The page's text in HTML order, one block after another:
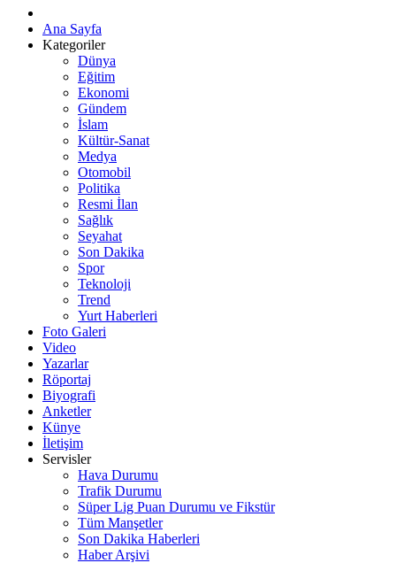
Ana Sayfa
Kategoriler
Dünya
Eğitim
Ekonomi
Gündem
İslam
Kültür-Sanat
Medya
Otomobil
Politika
Resmi İlan
Sağlık
Seyahat
Son Dakika
Spor
Teknoloji
Trend
Yurt Haberleri
Foto Galeri
Video
Yazarlar
Röportaj
Biyografi
Anketler
Künye
İletişim
Servisler
Hava Durumu
Trafik Durumu
Süper Lig Puan Durumu ve Fikstür
Tüm Manşetler
Son Dakika Haberleri
Haber Arşivi